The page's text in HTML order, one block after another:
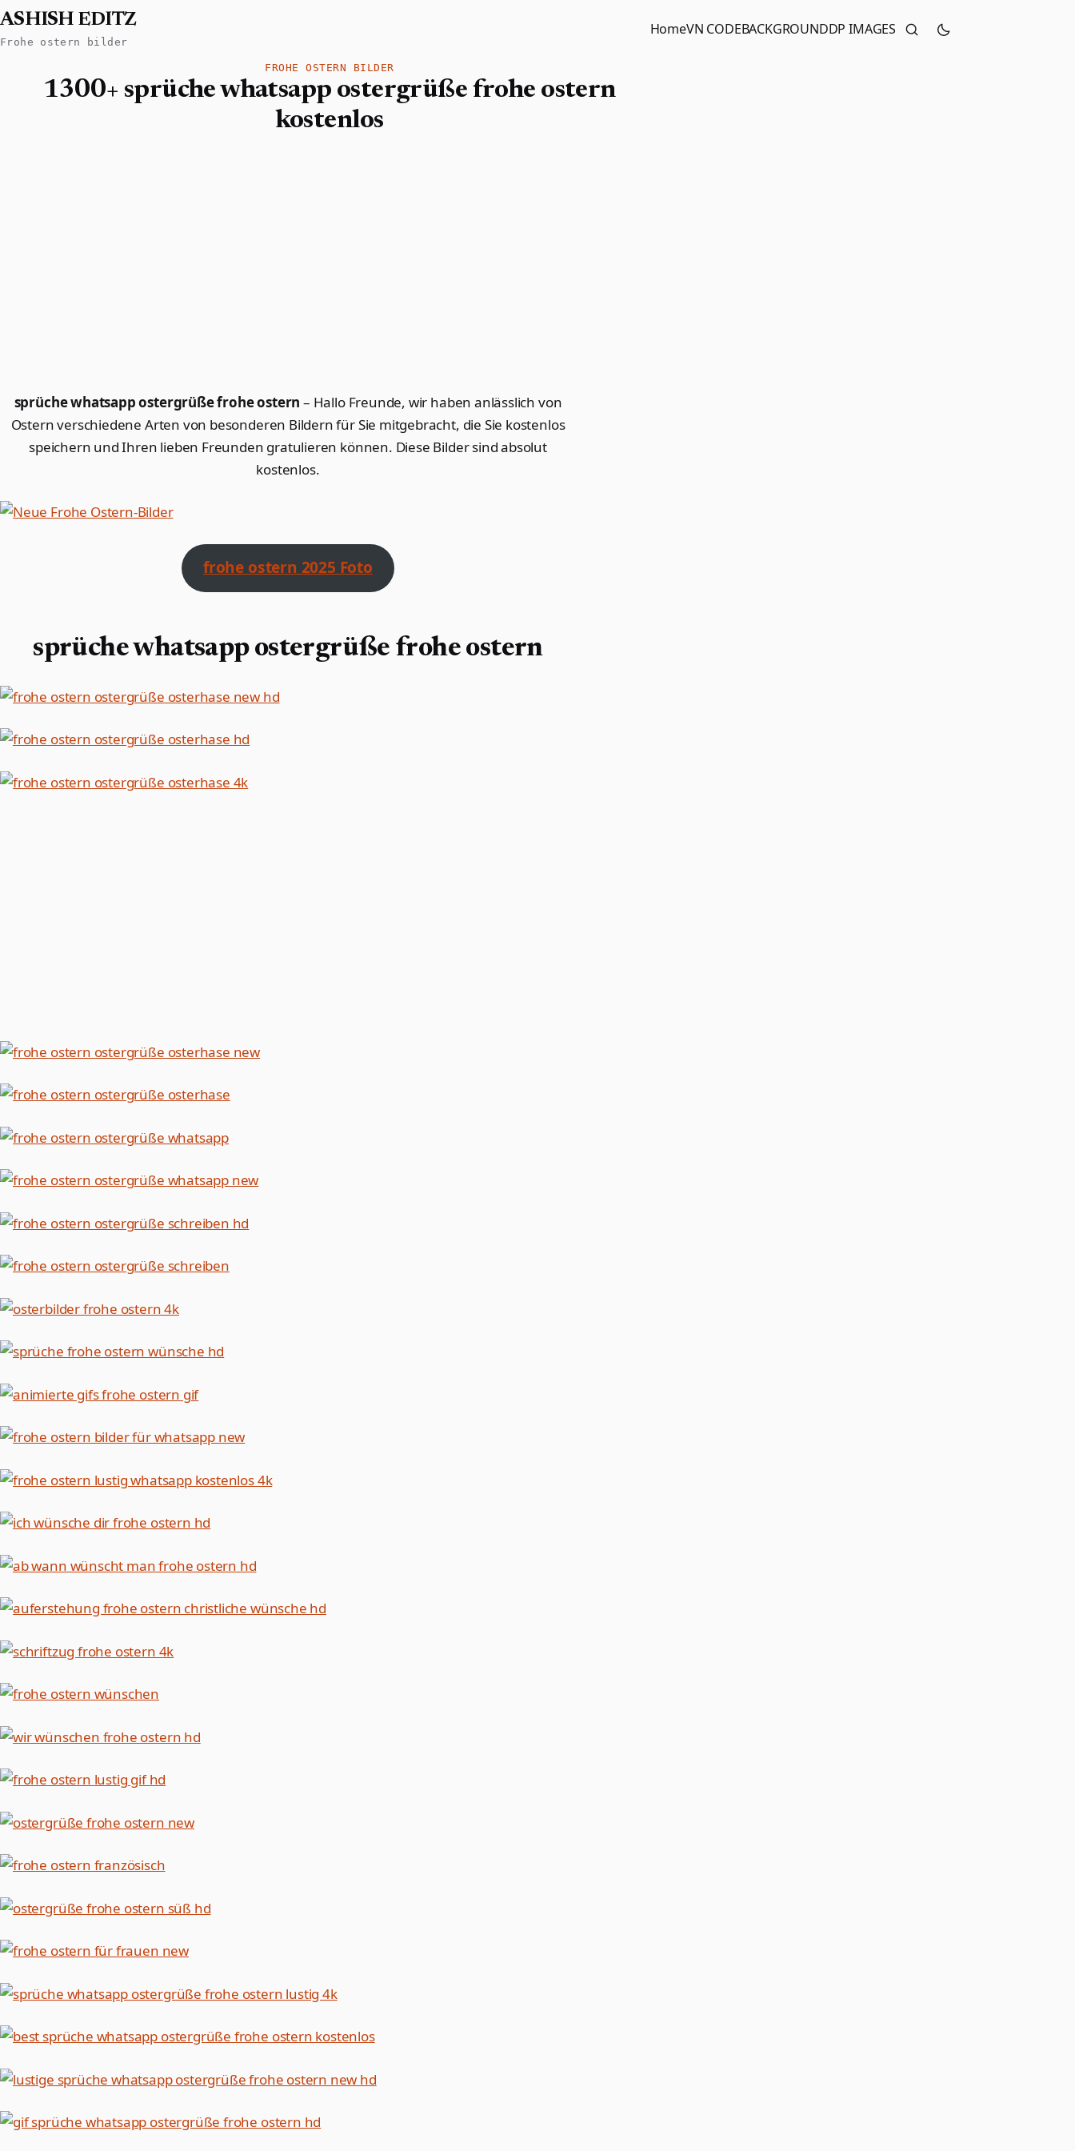
ASHISH EDITZ
Frohe ostern bilder
HomeVN CODEBACKGROUNDDP IMAGES
FROHE OSTERN BILDER
1300+ sprüche whatsapp ostergrüße frohe ostern
kostenlos
sprüche whatsapp ostergrüße frohe ostern – Hallo Freunde, wir haben anlässlich von
Ostern verschiedene Arten von besonderen Bildern für Sie mitgebracht, die Sie kostenlos
speichern und Ihren lieben Freunden gratulieren können. Diese Bilder sind absolut
kostenlos.
frohe ostern 2025 Foto
sprüche whatsapp ostergrüße frohe ostern